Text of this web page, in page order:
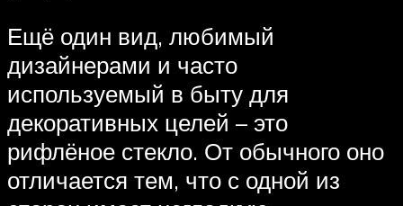
Ещё один вид, любимый
дизайнерами и часто
используемый в быту для
декоративных целей – это
рифлёное стекло. От обычного оно
отличается тем, что с одной из